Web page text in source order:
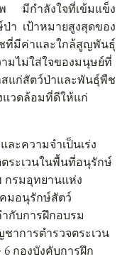
มีกำลังใจที่เข้มแข็ง
า เป้าหมายสูงสุดของ
ที่มีค่าและใกล้สูญพันธุ์
มไม่ใส่ใจของมนุษย์ที่
แก่สัตว์ป่าและพันธุ์พืช
แวดล้อมที่ดีให้แก่
ะความจำเป็นเร่ง
ระเวนในพื้นที่อนุรักษ์
กรมอุทยานแห่ง
มอนุรักษ์สัตว์
กับการฝึกอบรม
าการตำรวจตระเวน
6 กองบังคับการฝึก